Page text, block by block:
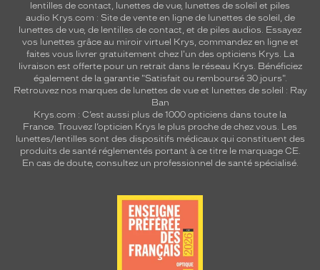
lentilles de contact, lunettes de vue, lunettes de soleil et piles
audio Krys.com : Site de vente en ligne de lunettes de soleil, de
lunettes de vue, de lentilles de contact, et de piles audios. Essayez
vos lunettes grâce au miroir virtuel Krys, commandez en ligne et
faites vous livrer gratuitement chez l'un des opticiens Krys. La
livraison est offerte pour un retrait dans le réseau Krys. Bénéficiez
également de la garantie "Satisfait ou remboursé 30 jours".
Retrouvez nos marques de lunettes de vue et lunettes de soleil : Ray
Ban
Krys.com : C’est aussi plus de 1000 opticiens dans toute la
France. Trouvez l’opticien Krys le plus proche de chez vous. Les
lunettes/lentilles sont des dispositifs médicaux qui constituent des
produits de santé réglementés portant à ce titre le marquage CE.
En cas de doute, consultez un professionnel de santé spécialisé.